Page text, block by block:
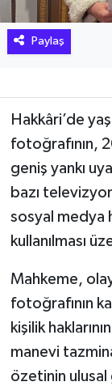
Paylaş
Hakkâri’de
fotoğrafının,
geniş yankı
bazı
sosyal medya
kullanılması
Mahkeme,
fotoğrafının
kişilik
manevi
özetinin ulusal
REKLAM
SPOR
TARİH